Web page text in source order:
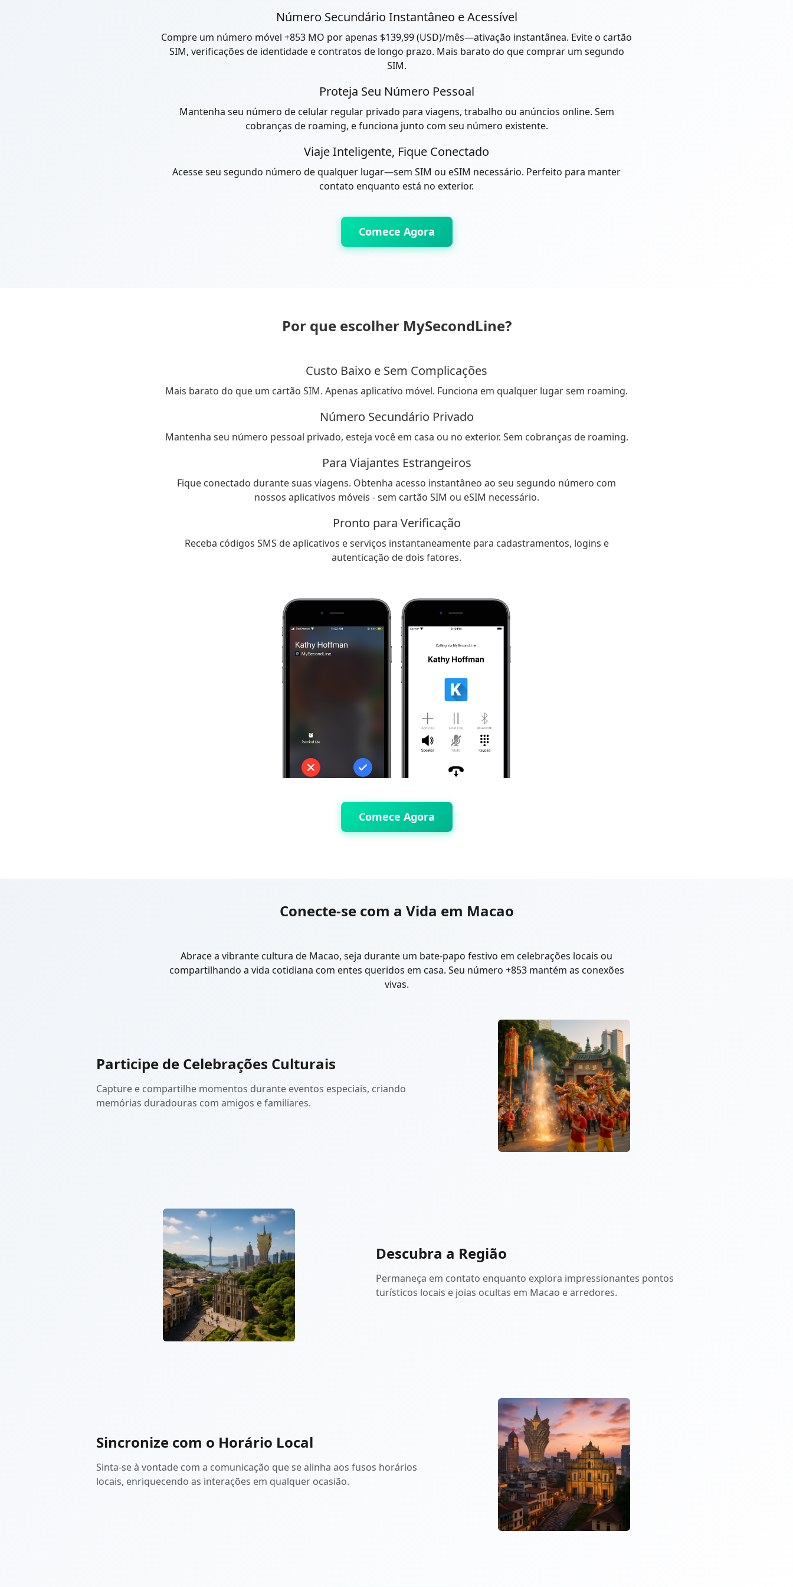
Número Secundário Instantâneo e Acessível
Compre um número móvel +853 MO por apenas $139,99 (USD)/mês—ativação instantânea. Evite o cartão
SIM, verificações de identidade e contratos de longo prazo. Mais barato do que comprar um segundo
SIM.
Proteja Seu Número Pessoal
Mantenha seu número de celular regular privado para viagens, trabalho ou anúncios online. Sem
cobranças de roaming, e funciona junto com seu número existente.
Viaje Inteligente, Fique Conectado
Acesse seu segundo número de qualquer lugar—sem SIM ou eSIM necessário. Perfeito para manter
contato enquanto está no exterior.
Comece Agora
Por que escolher MySecondLine?
Custo Baixo e Sem Complicações
Mais barato do que um cartão SIM. Apenas aplicativo móvel. Funciona em qualquer lugar sem roaming.
Número Secundário Privado
Mantenha seu número pessoal privado, esteja você em casa ou no exterior. Sem cobranças de roaming.
Para Viajantes Estrangeiros
Fique conectado durante suas viagens. Obtenha acesso instantâneo ao seu segundo número com
nossos aplicativos móveis - sem cartão SIM ou eSIM necessário.
Pronto para Verificação
Receba códigos SMS de aplicativos e serviços instantaneamente para cadastramentos, logins e
autenticação de dois fatores.
Comece Agora
Conecte-se com a Vida em Macao
Abrace a vibrante cultura de Macao, seja durante um bate-papo festivo em celebrações locais ou
compartilhando a vida cotidiana com entes queridos em casa. Seu número +853 mantém as conexões
vivas.
Participe de Celebrações Culturais
Capture e compartilhe momentos durante eventos especiais, criando
memórias duradouras com amigos e familiares.
Descubra a Região
Permaneça em contato enquanto explora impressionantes pontos
turísticos locais e joias ocultas em Macao e arredores.
Sincronize com o Horário Local
Sinta-se à vontade com a comunicação que se alinha aos fusos horários
locais, enriquecendo as interações em qualquer ocasião.